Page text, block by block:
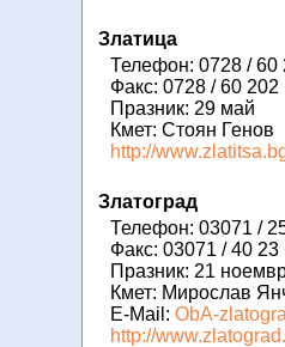
Златица
Телефон: 0728 / 60
Факс: 0728 / 60 202
Празник: 29 май
Кмет: Стоян Генов
http://
Златоград
Телефон: 03071 /
Факс: 03071 / 40 23
Празник: 21
Кмет: Мирослав
E-Mail: ObA-
http://